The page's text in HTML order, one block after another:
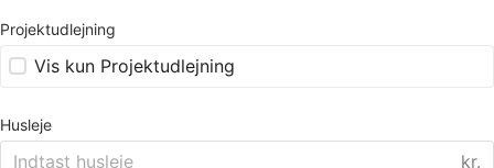
Projektudlejning
Vis kun Projektudlejning
Husleje
kr.